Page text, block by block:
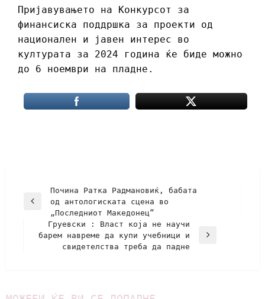
Пријавувањето на Конкурсот за
финансиска поддршка за проекти од
национален и јавен интерес во
културата за 2024 година ќе биде можно
до 6 ноември на пладне.
Почина Ратка Радмановиќ, бабата
од антологиската сцена во
„Последниот Македонец“
Груевски : Власт која не научи
барем навреме да купи учебници и
свидетелства треба да падне